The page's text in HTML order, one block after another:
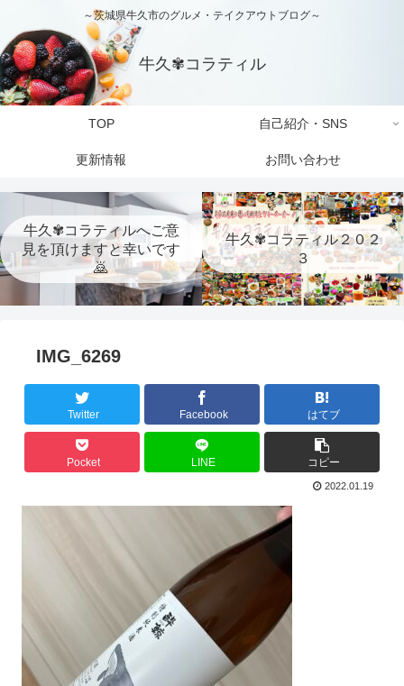
～茨城県牛久市のグルメ・テイクアウトブログ～
牛久✾コラティル
TOP 自己紹介・SNS
更新情報 お問い合わせ
牛久✾コラティルへご意
見を頂けますと幸いです
🙇
牛久✾コラティル２０２
３
IMG_6269
Twitter Facebook はてブ
Pocket LINE コピー
2022.01.19